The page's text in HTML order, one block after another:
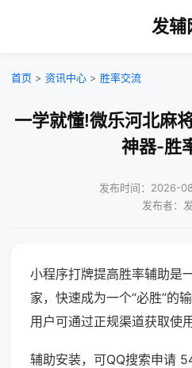
发辅
首页 > 资讯中心 > 胜率交流
一学就懂!微乐河北麻
神器-胜
发布时间：2026-
发布者：
小程序打牌提高胜率辅助是
家，快速成为一个“必胜”的
用户可通过正规渠道获取使用
辅助安装，可QQ搜索申请